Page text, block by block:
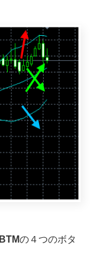
BTMの４つのボタ